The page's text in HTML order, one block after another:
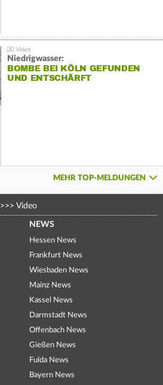
Niedrigwasser:
BOMBE BEI KÖLN GEFUNDEN
UND ENTSCHÄRFT
MEHR TOP-MELDUNGEN
>>> Video
NEWS
Hessen News
Frankfurt News
Wiesbaden News
Mainz News
Kassel News
Darmstadt News
Offenbach News
Gießen News
Fulda News
Bayern News